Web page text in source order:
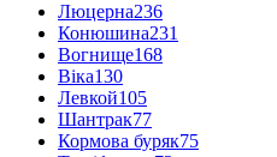
Люцерна236
Конюшина231
Вогнище168
Віка130
Левкой105
Шантрак77
Кормова буряк75